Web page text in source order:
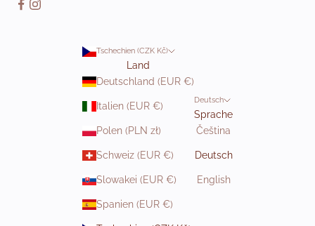
Tschechien (CZK Kč)
Land
Deutschland (EUR €)
Italien (EUR €)
Polen (PLN zł)
Schweiz (EUR €)
Slowakei (EUR €)
Spanien (EUR €)
Deutsch
Sprache
Čeština
Deutsch
English